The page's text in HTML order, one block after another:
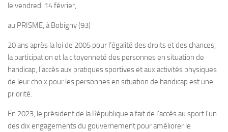
le vendredi 14 février,
au PRISME, à Bobigny (93)
20 ans après la loi de 2005 pour l’égalité des droits et des chances,
la participation et la citoyenneté des personnes en situation de
handicap, l’accès aux pratiques sportives et aux activités physiques
de leur choix pour les personnes en situation de handicap est une
priorité.
En 2023, le président de la République a fait de l’accès au sport l’un
des dix engagements du gouvernement pour améliorer le